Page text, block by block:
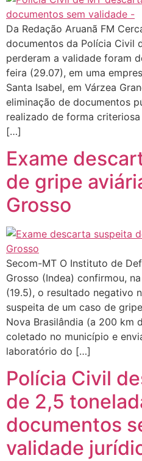
Da Redação Aruanã FM
documentos da Polícia Civil
perderam a validade foram
feira (29.07), em uma
Santa Isabel, em Várzea
eliminação de documentos
realizado de forma
[…]
Exame
de gripe
Grosso
Secom-MT O Instituto de
Grosso (Indea) confirmou,
(19.5), o resultado negativo
suspeita de um caso de
Nova Brasilândia (a 200 km
coletado no município e
laboratório do […]
Polícia Civil
de 2,5
documentos
validade